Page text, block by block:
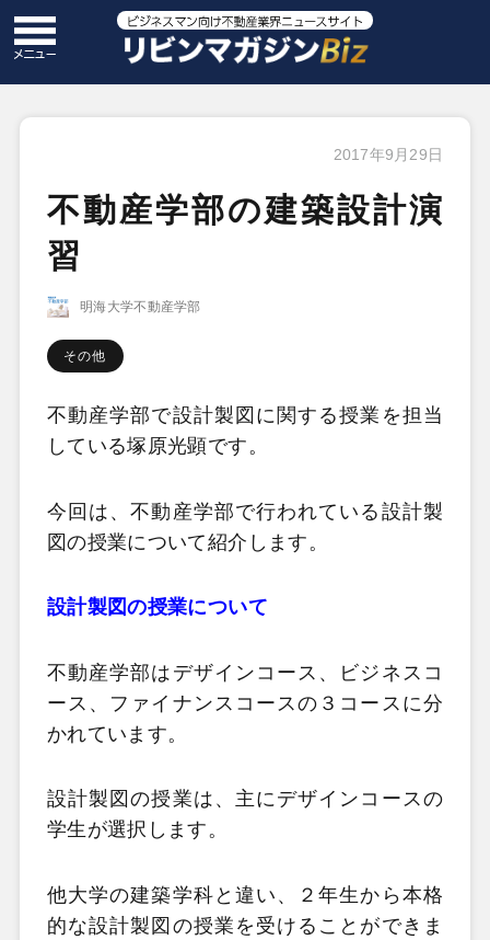
2017年9月29日
不動産学部の建築設計演
習
明海大学不動産学部
その他
不動産学部で設計製図に関する授業を担当
している塚原光顕です。
今回は、不動産学部で行われている設計製
図の授業について紹介します。
設計製図の授業について
不動産学部はデザインコース、ビジネスコ
ース、ファイナンスコースの３コースに分
かれています。
設計製図の授業は、主にデザインコースの
学生が選択します。
他大学の建築学科と違い、２年生から本格
的な設計製図の授業を受けることができま